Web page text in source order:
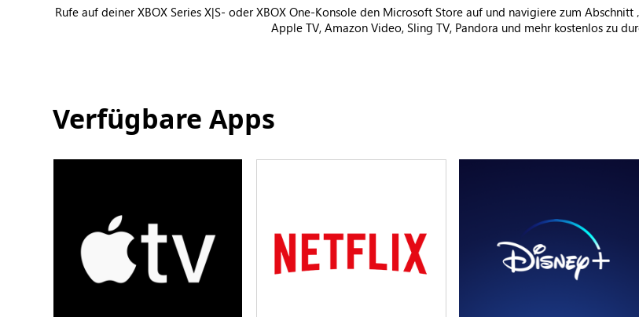
Rufe auf deiner XBOX Series X|S- oder XBOX One-Konsole den Microsoft Store auf und navigiere zum
Apple TV, Amazon Video, Sling TV, Pandora und mehr kostenlos zu
Verfügbare Apps